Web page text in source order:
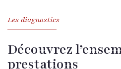
Les diagnostics
Découvrez
prestations